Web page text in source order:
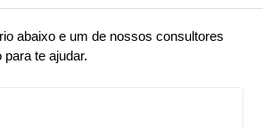
abaixo e um de nossos consultores
te ajudar.